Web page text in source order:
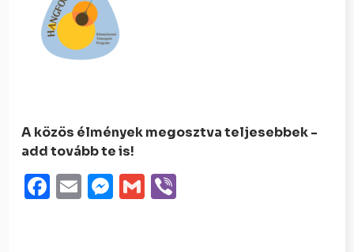
A közös élmények megosztva teljesebbek -
add tovább te is!
Facebook
EmailMessenger
Gmail